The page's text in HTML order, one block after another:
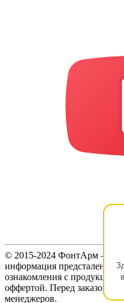
© 2015-2024 ФонтАрм –
информация предсталенная
ознакомления с продукцией
оффертой. Перед заказом
менеджеров.